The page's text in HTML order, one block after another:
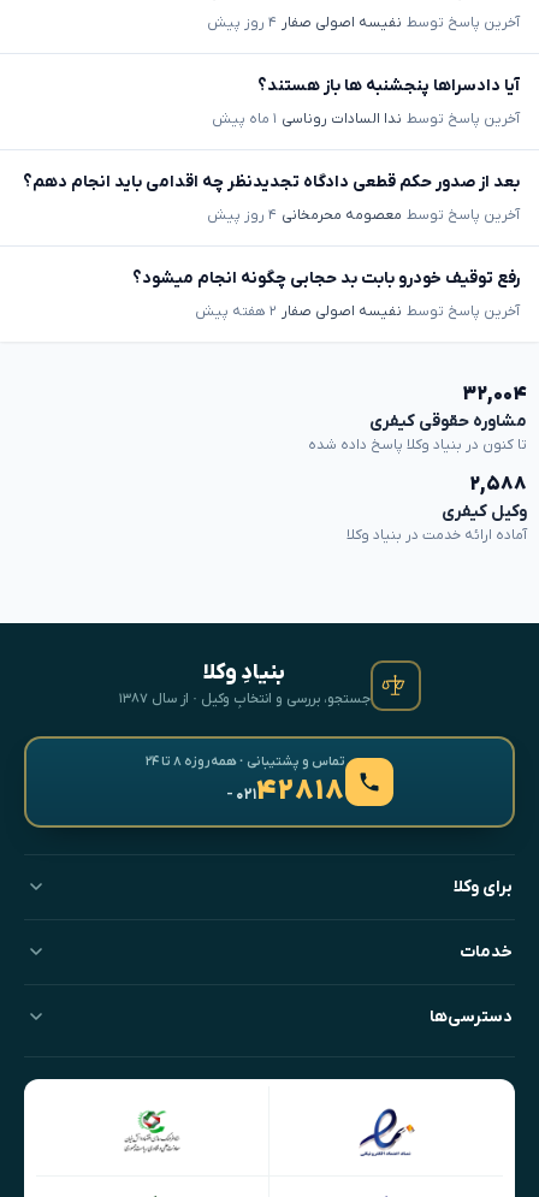
آخرین پاسخ توسط نفیسه اصولی صفار ۴ روز پیش
آیا دادسراها پنجشنبه ها باز هستند؟
آخرین پاسخ توسط ندا السادات روناسی ۱ ماه پیش
بعد از صدور حکم قطعی دادگاه تجدیدنظر چه اقدامی باید انجام دهم؟
آخرین پاسخ توسط معصومه محرمخانی ۴ روز پیش
رفع توقیف خودرو بابت بد حجابی چگونه انجام میشود؟
آخرین پاسخ توسط نفیسه اصولی صفار ۲ هفته پیش
۳۲,۰۰۴
مشاوره حقوقی کیفری
تا کنون در بنیاد وکلا پاسخ داده شده
۲,۵۸۸
وکیل کیفری
آماده ارائه خدمت در بنیاد وکلا
بنیادِ وکلا
جستجو، بررسی و انتخابِ وکیل · از سال ۱۳۸۷
تماس و پشتیبانی · همه‌روزه ۸ تا ۲۴
۴۲۸۱۸- ۰۲۱
برای وکلا
خدمات
دسترسی‌ها